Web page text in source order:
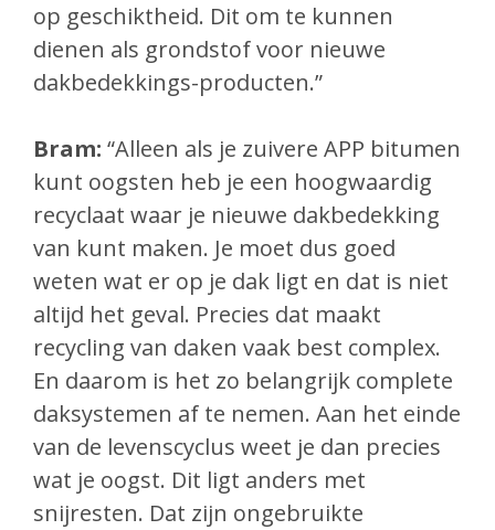
op geschiktheid. Dit om te kunnen
dienen als grondstof voor nieuwe
dakbedekkings-producten.”
Bram: “Alleen als je zuivere APP bitumen
kunt oogsten heb je een hoogwaardig
recyclaat waar je nieuwe dakbedekking
van kunt maken. Je moet dus goed
weten wat er op je dak ligt en dat is niet
altijd het geval. Precies dat maakt
recycling van daken vaak best complex.
En daarom is het zo belangrijk complete
daksystemen af te nemen. Aan het einde
van de levenscyclus weet je dan precies
wat je oogst. Dit ligt anders met
snijresten. Dat zijn ongebruikte